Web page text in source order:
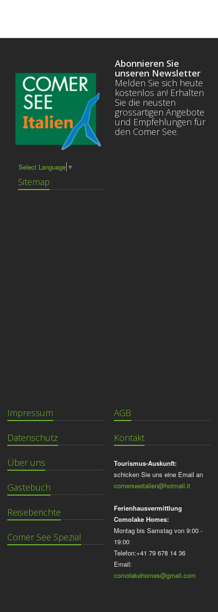
Select Language ▼
Sitemap
Abonnieren Sie
unseren Newsletter
Melden Sie sich heute
kostenlos an! Erhalten
Sie die neusten
grossartigen Angebote
und Empfehlungen für
den Comer See.
Impressum
Datenschutz
Über uns
Gästebuch
Reiseberichte
Comer See Spezial
AGB
Kontakt
Tourismus-Auskunft:
schicken Sie uns eine Email an
comerseeitalien@hotmail.it
Ferienhausvermittlung
Comolake Homes:
Montag bis Samstag von 9:00 -
19:00
Telefon:+41 79 678 14 36
Email:
comolakehomes@gmail.com